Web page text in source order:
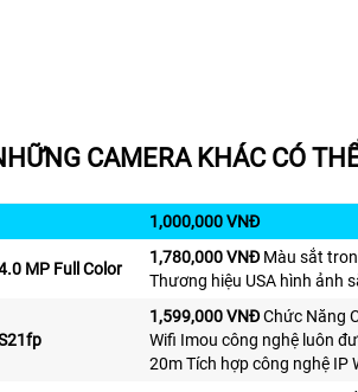
CAMERA KHÁC CÓ
1,000,000 VNĐ
MP Full Color
1,780,000 VNĐMàu sắt
Thương hiệu USA hình ảnh
1,599,000 VNĐChức Năng
Wifi Imou công nghệ luôn
20m Tích hợp công nghệ IP